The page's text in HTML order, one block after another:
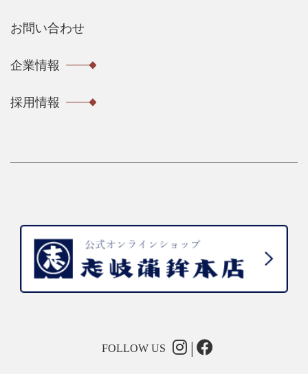
お問い合わせ
企業情報
採用情報
FOLLOW US